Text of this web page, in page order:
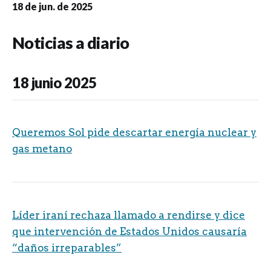
18 de jun. de 2025
Noticias a diario
18 junio 2025
Queremos Sol pide descartar energía nuclear y
gas metano
Líder iraní rechaza llamado a rendirse y dice
que intervención de Estados Unidos causaría
“daños irreparables”